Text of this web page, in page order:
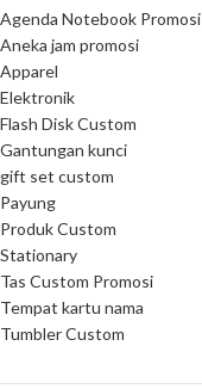
Agenda Notebook Promosi
Aneka jam promosi
Apparel
Elektronik
Flash Disk Custom
Gantungan kunci
gift set custom
Payung
Produk Custom
Stationary
Tas Custom Promosi
Tempat kartu nama
Tumbler Custom